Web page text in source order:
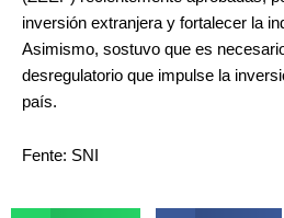
inversión extranjera y fortalecer la
Asimismo, sostuvo que es
desregulatorio que impulse la
país.
Fente: SNI